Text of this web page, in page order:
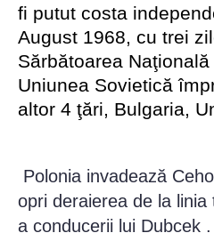
fi putut costa
August 1968, cu trei
Sărbătoarea Naţională
Uniunea Sovietică
altor 4 ţări, Bulgaria,
Polonia invadează
opri deraierea de la
a conducerii lui Dubcek .